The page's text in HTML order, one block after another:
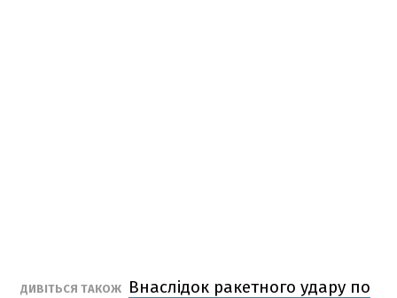
ДИВІТЬСЯ ТАКОЖ
Внаслідок ракетного удару по